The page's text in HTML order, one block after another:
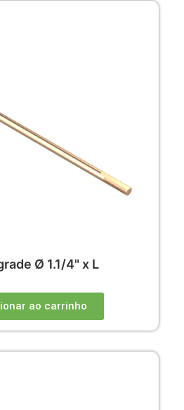
Ø 1.1/4" x L
ao carrinho